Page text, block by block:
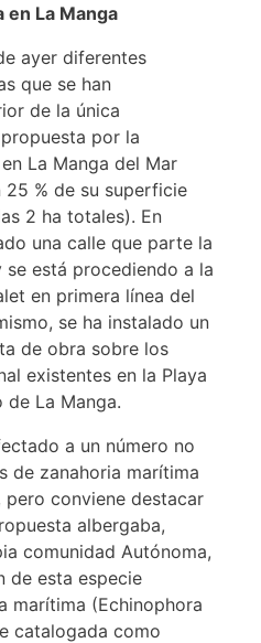
La Manga
ayer diferentes
que se han
de la única
por la
La Manga del Mar
25 % de su superficie
2 ha totales). En
una calle que parte la
está procediendo a la
en primera línea del
se ha instalado un
de obra sobre los
existentes en la Playa
de La Manga.
a un número no
de zanahoria marítima
pero conviene destacar
albergaba,
comunidad Autónoma,
de esta especie
marítima (Echinophora
catalogada como